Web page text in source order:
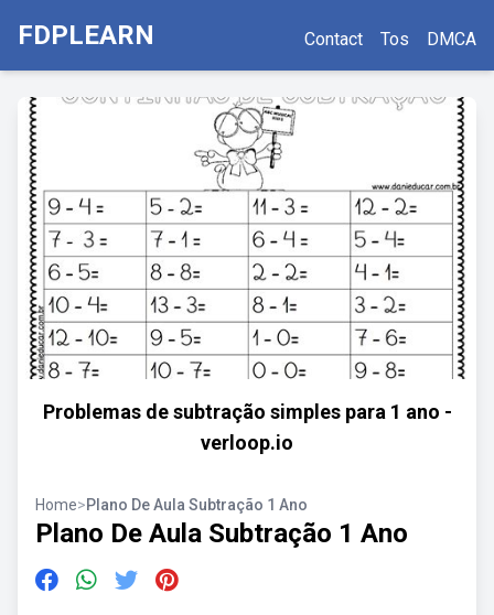
FDPLEARN Contact Tos DMCA
Problemas de subtração simples para 1 ano -
verloop.io
Home>Plano De Aula Subtração 1 Ano
Plano De Aula Subtração 1 Ano